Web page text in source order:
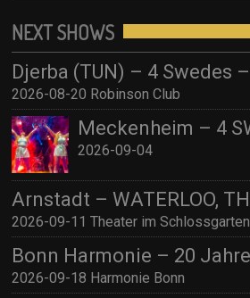
NEXT SHOWS
2026-08-20 Robinson Club
2026-09-04
2026-09-11 Theater im Schlossgarten
2026-09-18 Harmonie Bonn